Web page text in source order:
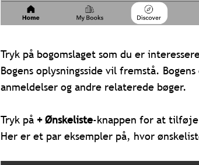
Tryk på bogomslaget som du er
Bogens oplysningsside vil fremstå.
anmeldelser og andre relaterede bøger.
Tryk på + Ønskeliste-knappen for at
Her er et par eksempler på, hvor